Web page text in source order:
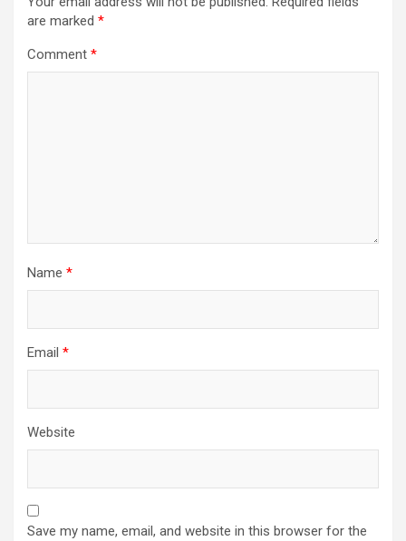
are marked *
Comment *
Name *
Email *
Website
Save my name, email, and website in this browser for the